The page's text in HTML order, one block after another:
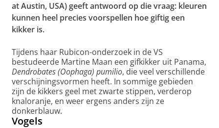
at Austin, USA) geeft antwoord op die vraag: kleuren
kunnen heel precies voorspellen hoe giftig een
kikker is.
Tijdens haar Rubicon-onderzoek in de VS
bestudeerde Martine Maan een gifkikker uit Panama,
Dendrobates (Oophaga) pumilio, die veel verschillende
verschijningsvormen heeft. In sommige gebieden
zijn de kikkers geel met zwarte stippen, verderop
knaloranje, en weer ergens anders zijn ze
donkerblauw.
Vogels